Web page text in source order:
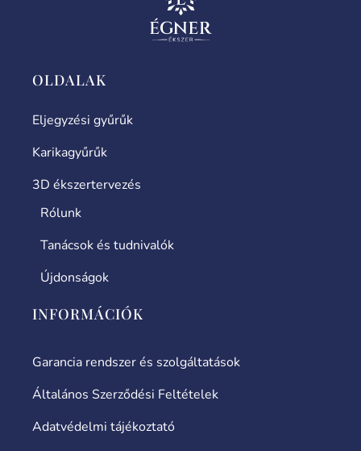
OLDALAK
Eljegyzési gyűrűk
Karikagyűrűk
3D ékszertervezés
Rólunk
Tanácsok és tudnivalók
Újdonságok
INFORMÁCIÓK
Garancia rendszer és szolgáltatások
Általános Szerződési Feltételek
Adatvédelmi tájékoztató